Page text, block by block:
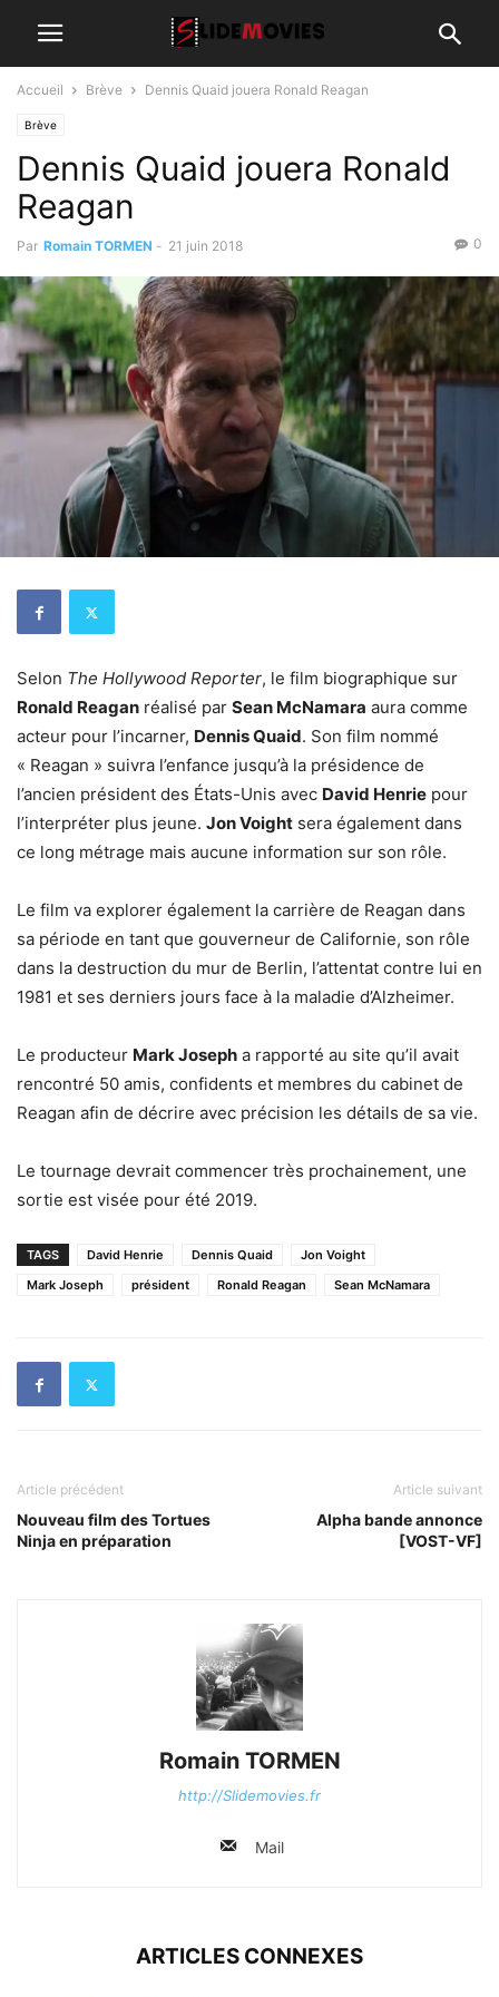
Accueil Brève Dennis Quaid jouera Ronald Reagan
Brève
Dennis Quaid jouera Ronald
Reagan
Par Romain TORMEN - 21 juin 2018 0
Selon The Hollywood Reporter, le film biographique sur
Ronald Reagan réalisé par Sean McNamara aura comme
acteur pour l’incarner, Dennis Quaid. Son film nommé
« Reagan » suivra l’enfance jusqu’à la présidence de
l’ancien président des États-Unis avec David Henrie pour
l’interpréter plus jeune. Jon Voight sera également dans
ce long métrage mais aucune information sur son rôle.
Le film va explorer également la carrière de Reagan dans
sa période en tant que gouverneur de Californie, son rôle
dans la destruction du mur de Berlin, l’attentat contre lui en
1981 et ses derniers jours face à la maladie d’Alzheimer.
Le producteur Mark Joseph a rapporté au site qu’il avait
rencontré 50 amis, confidents et membres du cabinet de
Reagan afin de décrire avec précision les détails de sa vie.
Le tournage devrait commencer très prochainement, une
sortie est visée pour été 2019.
TAGS David Henrie Dennis Quaid
Jon Voight
Mark Joseph
président Ronald Reagan Sean McNamara
Article précédent
Nouveau film des Tortues
Ninja en préparation
Article suivant
Alpha bande annonce
[VOST-VF]
Romain TORMEN
http://Slidemovies.fr
Mail
ARTICLES CONNEXES